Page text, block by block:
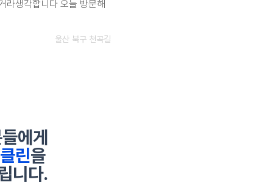
라생각합니다 오늘 방문해
울산 북구 천곡길
에게
린을
니다.